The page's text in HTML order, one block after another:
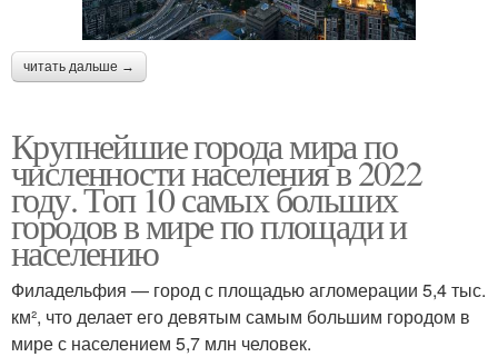
читать дальше →
Крупнейшие города мира по
численности населения в 2022
году. Топ 10 самых больших
городов в мире по площади и
населению
Филадельфия — город с площадью агломерации 5,4 тыс.
км², что делает его девятым самым большим городом в
мире с населением 5,7 млн человек.